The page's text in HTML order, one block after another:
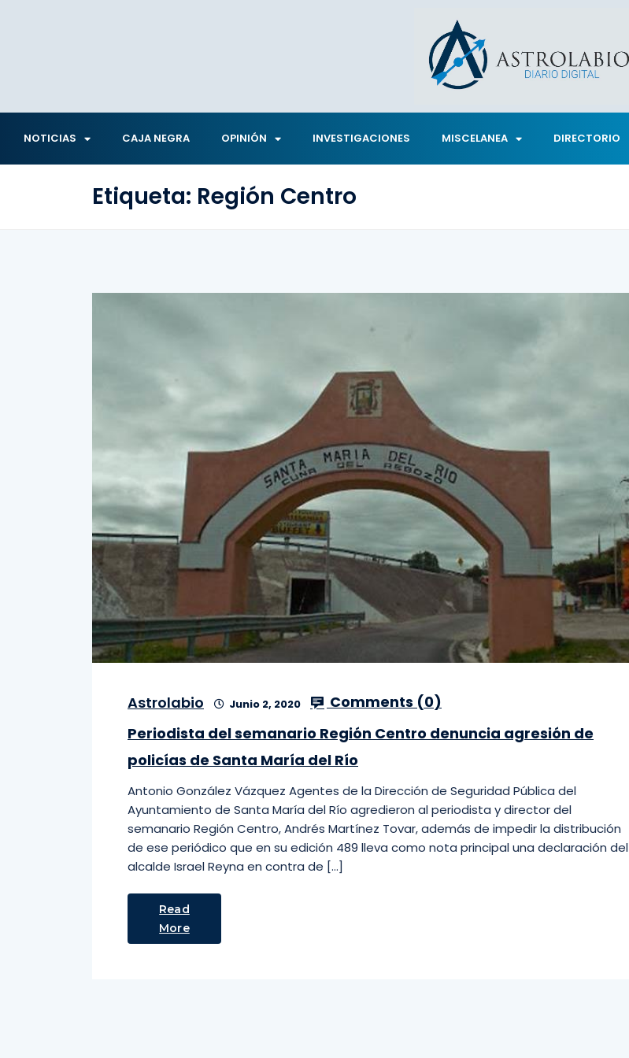
NOTICIAS CAJA NEGRA OPINIÓN INVESTIGACIONES MISCELANEA DIRECTORIO
Etiqueta: Región Centro
Astrolabio Junio 2, 2020 Comments (0)
Periodista del semanario Región Centro denuncia agresión de
policías de Santa María del Río
Antonio González Vázquez Agentes de la Dirección de Seguridad Pública del
Ayuntamiento de Santa María del Río agredieron al periodista y director del
semanario Región Centro, Andrés Martínez Tovar, además de impedir la distribución
de ese periódico que en su edición 489 lleva como nota principal una declaración del
alcalde Israel Reyna en contra de […]
Read
More